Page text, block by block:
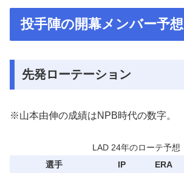
投手陣の開幕メンバー予想
先発ローテーション
※山本由伸の成績はNPB時代の数字。
LAD 24年のローテ予想
選手
IP ERA